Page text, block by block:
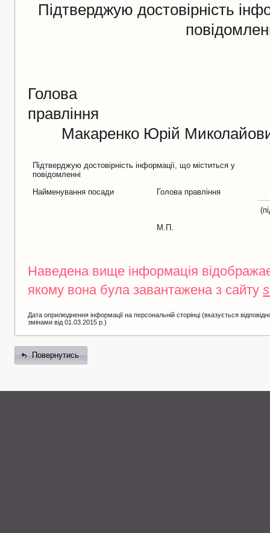
Підтверджую достовірність
Голова
Макаренко Юрій
Підтверджую достовірність інформації, що міститься у
повідомленні
Найменування посади
Голова правління
М.П.
Наведена вище інформація
якому вона була завантажена з сайту
Дата оприлюднення інформації на персональній сторінці (вказується
змінами від 01.03.2015 р.)
Повернутись